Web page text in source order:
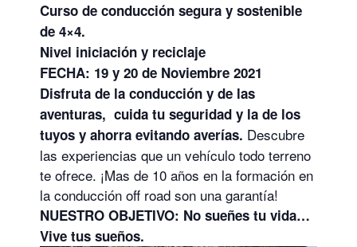
Curso de conducción segura y sostenible
de 4×4.
Nivel iniciación y reciclaje
FECHA: 19 y 20 de Noviembre 2021
Disfruta de la conducción y de las
aventuras, cuida tu seguridad y la de los
tuyos y ahorra evitando averías. Descubre
las experiencias que un vehículo todo terreno
te ofrece. ¡Mas de 10 años en la formación en
la conducción off road son una garantía!
NUESTRO OBJETIVO: No sueñes tu vida…
Vive tus sueños.